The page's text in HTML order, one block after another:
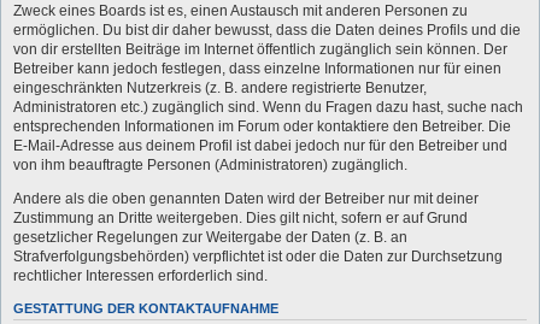
Zweck eines Boards ist es, einen Austausch mit anderen Personen zu
ermöglichen. Du bist dir daher bewusst, dass die Daten deines Profils und die
von dir erstellten Beiträge im Internet öffentlich zugänglich sein können. Der
Betreiber kann jedoch festlegen, dass einzelne Informationen nur für einen
eingeschränkten Nutzerkreis (z. B. andere registrierte Benutzer,
Administratoren etc.) zugänglich sind. Wenn du Fragen dazu hast, suche nach
entsprechenden Informationen im Forum oder kontaktiere den Betreiber. Die
E-Mail-Adresse aus deinem Profil ist dabei jedoch nur für den Betreiber und
von ihm beauftragte Personen (Administratoren) zugänglich.
Andere als die oben genannten Daten wird der Betreiber nur mit deiner
Zustimmung an Dritte weitergeben. Dies gilt nicht, sofern er auf Grund
gesetzlicher Regelungen zur Weitergabe der Daten (z. B. an
Strafverfolgungsbehörden) verpflichtet ist oder die Daten zur Durchsetzung
rechtlicher Interessen erforderlich sind.
GESTATTUNG DER KONTAKTAUFNAHME